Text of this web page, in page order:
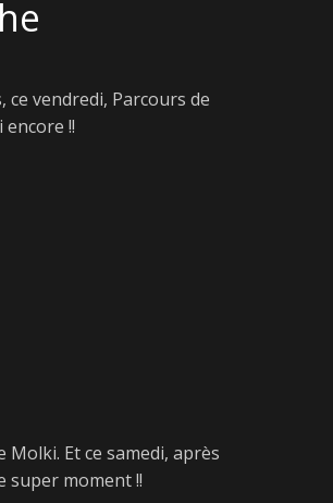
ce vendredi, Parcours de
!!
Et ce samedi, après
super moment !!